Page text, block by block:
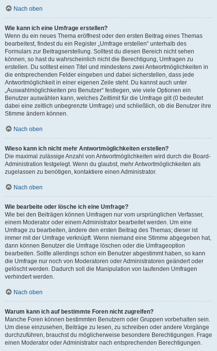
Nach oben
Wie kann ich eine Umfrage erstellen?
Wenn du ein neues Thema eröffnest oder den ersten Beitrag eines Themas
bearbeitest, findest du ein Register „Umfrage erstellen“ unterhalb des
Formulars zur Beitragserstellung. Solltest du diesen Bereich nicht sehen
können, so hast du wahrscheinlich nicht die Berechtigung, Umfragen zu
erstellen. Du solltest einen Titel und mindestens zwei Antwortmöglichkeiten in
die entsprechenden Felder eingeben und dabei sicherstellen, dass jede
Antwortmöglichkeit in einer eigenen Zeile steht. Du kannst auch unter
„Auswahlmöglichkeiten pro Benutzer“ festlegen, wie viele Optionen ein
Benutzer auswählen kann, welches Zeitlimit für die Umfrage gilt (0 bedeutet
dabei eine zeitlich unbegrenzte Umfrage) und schließlich, ob die Benutzer ihre
Stimme ändern können.
Nach oben
Wieso kann ich nicht mehr Antwortmöglichkeiten erstellen?
Die maximal zulässige Anzahl von Antwortmöglichkeiten wird durch die Board-
Administration festgelegt. Wenn du glaubst, mehr Antwortmöglichkeiten als
zugelassen zu benötigen, kontaktiere einen Administrator.
Nach oben
Wie bearbeite oder lösche ich eine Umfrage?
Wie bei den Beiträgen können Umfragen nur vom ursprünglichen Verfasser,
einem Moderator oder einem Administrator bearbeitet werden. Um eine
Umfrage zu bearbeiten, ändere den ersten Beitrag des Themas; dieser ist
immer mit der Umfrage verknüpft. Wenn niemand eine Stimme abgegeben hat,
dann können Benutzer die Umfrage löschen oder die Umfrageoption
bearbeiten. Sollte allerdings schon ein Benutzer abgestimmt haben, so kann
die Umfrage nur noch von Moderatoren oder Administratoren geändert oder
gelöscht werden. Dadurch soll die Manipulation von laufenden Umfragen
verhindert werden.
Nach oben
Warum kann ich auf bestimmte Foren nicht zugreifen?
Manche Foren können bestimmten Benutzern oder Gruppen vorbehalten sein.
Um diese einzusehen, Beiträge zu lesen, zu schreiben oder andere Vorgänge
durchzuführen, brauchst du möglicherweise besondere Berechtigungen. Frage
einen Moderator oder Administrator nach entsprechenden Berechtigungen.